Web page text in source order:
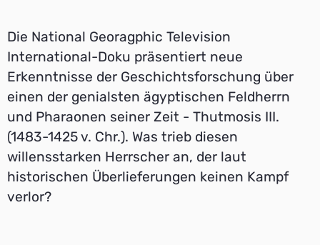
Die National Georagphic Television
International-Doku präsentiert neue
Erkenntnisse der Geschichtsforschung über
einen der genialsten ägyptischen Feldherrn
und Pharaonen seiner Zeit - Thutmosis III.
(1483-1425 v. Chr.). Was trieb diesen
willensstarken Herrscher an, der laut
historischen Überlieferungen keinen Kampf
verlor?